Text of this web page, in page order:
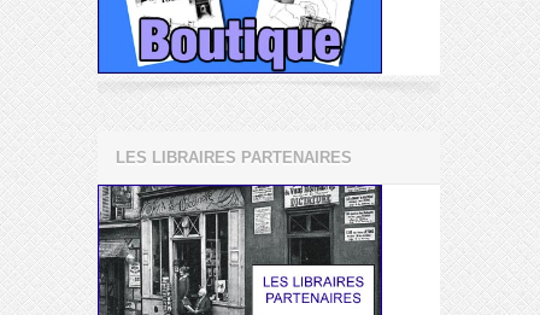
LES LIBRAIRES PARTENAIRES